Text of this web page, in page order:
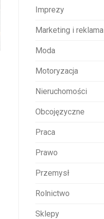
Imprezy
Marketing i reklama
Moda
Motoryzacja
Nieruchomości
Obcojęzyczne
Praca
Prawo
Przemysł
Rolnictwo
Sklepy